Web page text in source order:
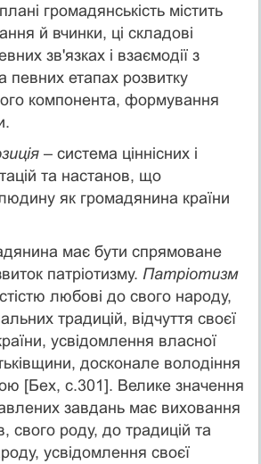
громадянськість містить
й вчинки, ці складові
зв'язках і взаємодії з
етапах розвитку
компонента, формування
– система ціннісних і
та настанов, що
як громадянина країни
має бути спрямоване
патріотизму. Патріотизм
любові до свого народу,
традицій, відчуття своєї
усвідомлення власної
досконале володіння
[Бех, с.301]. Велике значення
завдань має виховання
свого роду, до традицій та
усвідомлення своєї